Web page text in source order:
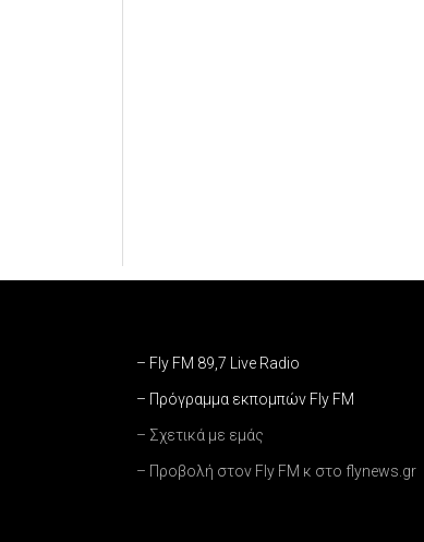
– Fly FM 89,7 Live Radio
– Πρόγραμμα εκπομπών Fly FM
– Σχετικά με εμάς
– Προβολή στον Fly FM κ στο flynews.gr